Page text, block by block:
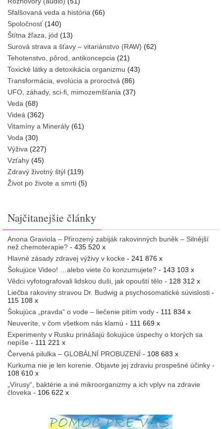
Sfalšovaná veda a história (66)
Spoločnosť(140)
Štítna žľaza, jód (13)
Surová strava a šťavy – vitariánstvo (RAW) (62)
Tehotenstvo, pôrod, antikoncepcia (21)
Toxické látky a detoxikácia organizmu (43)
Transformácia, evolúcia a proroctvá (86)
UFO, záhady, sci-fi, mimozemšťania (37)
Veda (68)
Videá (362)
Vitamíny a Minerály (61)
Voda (30)
Výživa (227)
Vzťahy (45)
Zdravý životný štýl (119)
Život po živote a smrti (5)
Najčitanejšie články
Anona Graviola – Přirozený zabiják rakovinných buněk – Silnější
než chemoterapie? - 435 520 x
Hlavné zásady zdravej výživy v kocke - 241 876 x
Šokujúce Video! …alebo viete čo konzumujete? - 143 103 x
Vědci vyfotografovali lidskou duši, jak opouští tělo - 128 312 x
Liečba rakoviny stravou Dr. Budwig a psychosomatické súvislosti -
115 108 x
Šokujúca „pravda“ o vode – liečenie pitím vody - 111 834 x
Neuveríte, v čom všetkom nás klamú - 111 669 x
Experimenty v Rusku prinášajú šokujúce úspechy o ktorých sa
nepíše - 111 221 x
Červená pilulka – GLOBÁLNÍ PROBUZENÍ - 108 683 x
Kurkuma nie je len korenie. Objavte jej zdraviu prospešné účinky -
108 610 x
„Vírusy“, baktérie a iné mikroorganizmy a ich vplyv na zdravie
človeka - 106 622 x